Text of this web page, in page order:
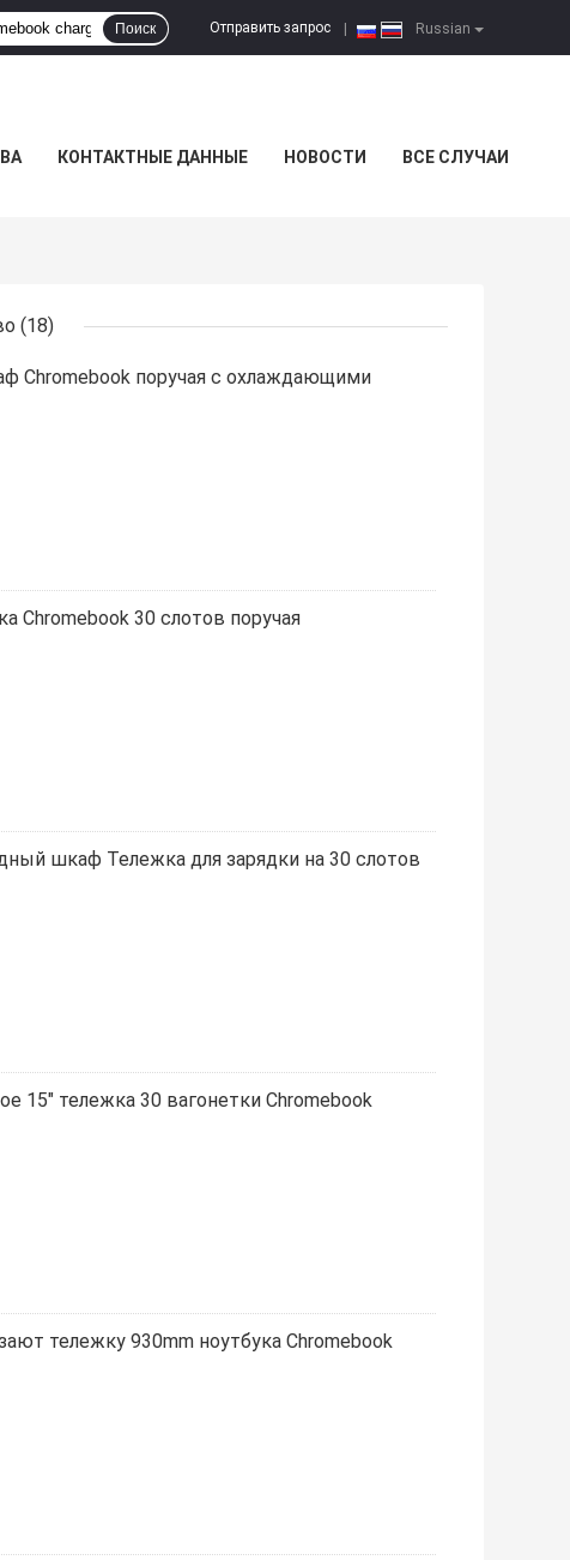
Russian
Отправить запрос
Поиск
КОНТАКТНЫЕ ДАННЫЕ НОВОСТИ ВСЕ СЛУЧАИ
(18)
Chromebook поручая с охлаждающими
Chromebook 30 слотов поручая
шкаф Тележка для зарядки на 30 слотов
15" тележка 30 вагонетки Chromebook
тележку 930mm ноутбука Chromebook